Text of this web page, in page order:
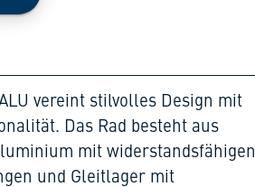
vereint stilvolles Design mit
Das Rad besteht aus
mit widerstandsfähigen
und Gleitlager mit